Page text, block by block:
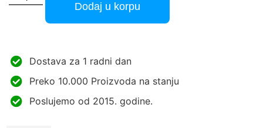
Dodaj u korpu
Dostava za 1 radni dan
Preko 10.000 Proizvoda na stanju
Poslujemo od 2015. godine.